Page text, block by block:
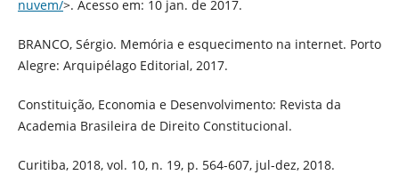
nuvem/>. Acesso em: 10 jan. de 2017.
BRANCO, Sérgio. Memória e esquecimento na internet. Porto
Alegre: Arquipélago Editorial, 2017.
Constituição, Economia e Desenvolvimento: Revista da
Academia Brasileira de Direito Constitucional.
Curitiba, 2018, vol. 10, n. 19, p. 564-607, jul-dez, 2018.